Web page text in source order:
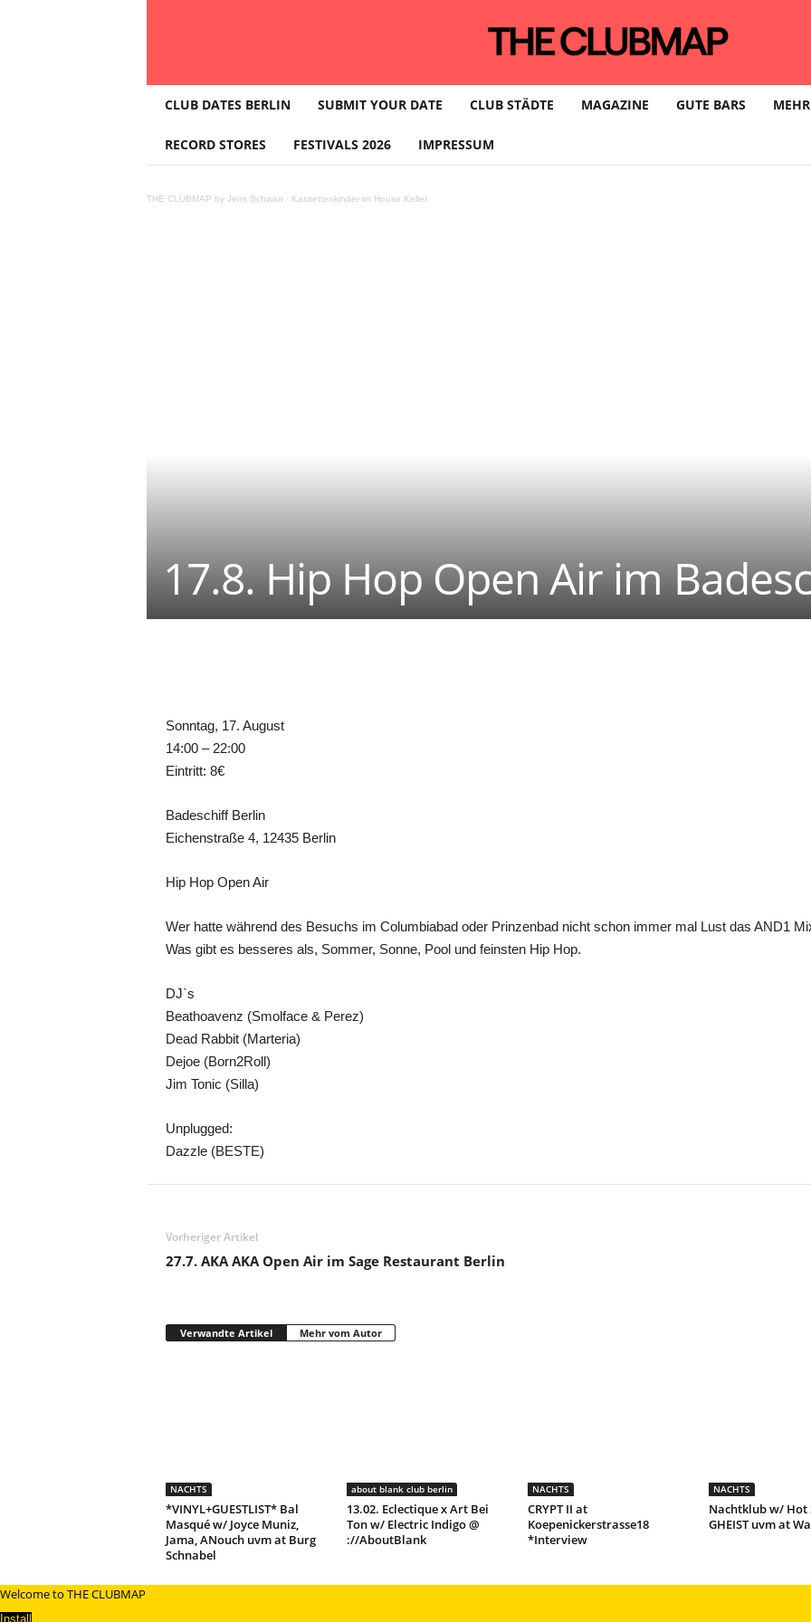
L
B
CLUB DATES BERLIN SUBMIT YOUR DATE CLUB STÄDTE MAGAZINE GUTE BARS
RECORD STORES FESTIVALS 2026 IMPRESSUM
THE CLUBMAP by Jens Schwan · Kassettenkinder im House Keller
17.8. Hip Hop Open Air im
Sonntag, 17. August
14:00 – 22:00
Eintritt: 8€
Badeschiff Berlin
Eichenstraße 4, 12435 Berlin
Hip Hop Open Air
Wer hatte während des Besuchs im Columbiabad oder Prinzenbad nicht schon immer mal Lust das AND1
Was gibt es besseres als, Sommer, Sonne, Pool und feinsten Hip Hop.
DJ`s
Beathoavenz (Smolface & Perez)
Dead Rabbit (Marteria)
Dejoe (Born2Roll)
Jim Tonic (Silla)
Unplugged:
Dazzle (BESTE)
Vorheriger Artikel
27.7. AKA AKA Open Air im Sage Restaurant Berlin
Verwandte Artikel Mehr vom Autor
NACHTS
*VINYL+GUESTLIST* Bal
Masqué w/ Joyce Muniz,
Jama, ANouch uvm at Burg
Schnabel
about blank club berlin
13.02. Eclectique x Art Bei
Ton w/ Electric Indigo @
://AboutBlank
NACHTS
CRYPT II at
Koepenickerstrasse18
*Interview
NACHTS
Nachtklub w/ Hot
GHEIST uvm at
Welcome to THE CLUBMAP
Install